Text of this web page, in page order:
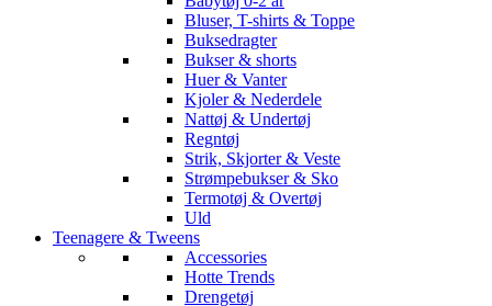
Bluser, T-shirts & Toppe
Buksedragter
Bukser & shorts
Huer & Vanter
Kjoler & Nederdele
Nattøj & Undertøj
Regntøj
Strik, Skjorter & Veste
Strømpebukser & Sko
Termotøj & Overtøj
Uld
Teenagere & Tweens
Accessories
Hotte Trends
Drengetøj